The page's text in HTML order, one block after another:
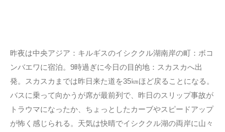
昨夜は中央アジア：キルギスのイシククル湖南岸の町：ボコ
ンバエワに宿泊。9時過ぎに今日の目的地：スカスカへ出
発。スカスカまでは昨日来た道を35㎞ほど戻ることになる。
バスに乗って向かうが席が最前列で、昨日のスリップ事故が
トラウマになったか、ちょっとしたカーブやスピードアップ
が怖く感じられる。天気は快晴でイシククル湖の両岸に山々